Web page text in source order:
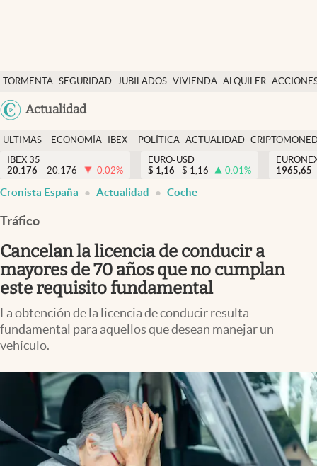
TORMENTA SEGURIDAD JUBILADOS VIVIENDA ALQUILER
USA
Actualidad
Economía y finanzas
Política
Actualidad
Criptomonedas
España
ULTIMAS
NOTICIAS
ECONOMÍA
FINANZAS
IBEX
EURO
POLÍTICA ACTUALIDAD
IBEX 35
20.176
20.176 -0.02%
EURO-USD
$ 1,16 $ 1,16 0.01%
1965,65
Cronista España Actualidad Coche
Tráfico
Cancelan la licencia de conducir a
mayores de 70 años que no cumplan
este requisito fundamental
La obtención de la licencia de conducir resulta
fundamental para aquellos que desean manejar un
vehículo.